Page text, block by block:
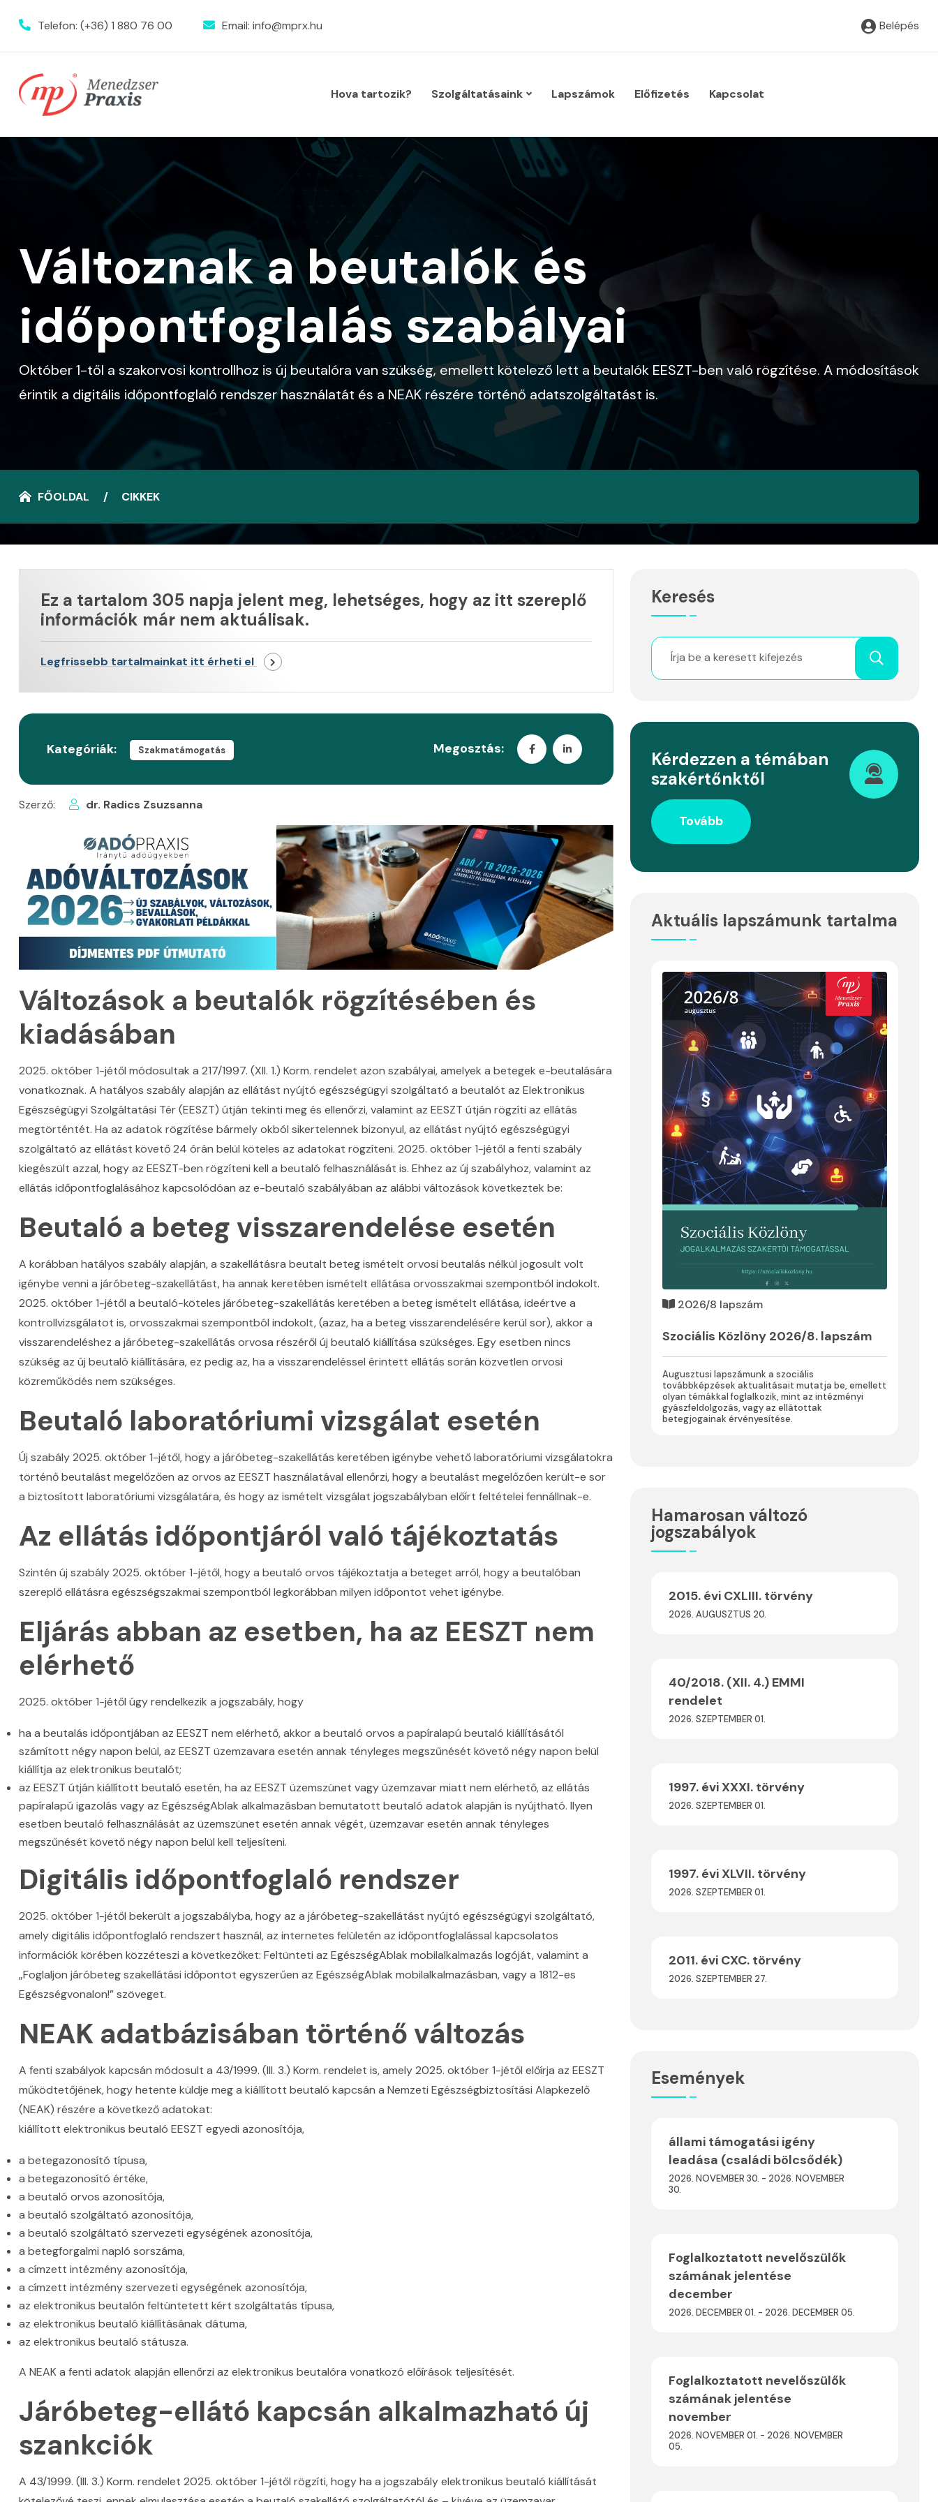
Telefon: (+36) 1 880 76 00 Email: info@mprx.hu Belépés
Hova tartozik? Szolgáltatásaink Lapszámok Előfizetés Kapcsolat
Változnak a beutalók és
időpontfoglalás szabályai
Október 1-től a szakorvosi kontrollhoz is új beutalóra van szükség, emellett kötelező lett a beutalók EESZT-ben való rögzítése. A módosítások
érintik a digitális időpontfoglaló rendszer használatát és a NEAK részére történő adatszolgáltatást is.
FŐOLDAL CIKKEK
Ez a tartalom 305 napja jelent meg, lehetséges, hogy az itt szereplő
információk már nem aktuálisak.
Legfrissebb tartalmainkat itt érheti el
Kategóriák: Szakmatámogatás Megosztás:
Szerző: dr. Radics Zsuzsanna
Változások a beutalók rögzítésében és
kiadásában
2025. október 1-jétől módosultak a 217/1997. (XII. 1.) Korm. rendelet azon szabályai, amelyek a betegek e-beutalására
vonatkoznak. A hatályos szabály alapján az ellátást nyújtó egészségügyi szolgáltató a beutalót az Elektronikus
Egészségügyi Szolgáltatási Tér (EESZT) útján tekinti meg és ellenőrzi, valamint az EESZT útján rögzíti az ellátás
megtörténtét. Ha az adatok rögzítése bármely okból sikertelennek bizonyul, az ellátást nyújtó egészségügyi
szolgáltató az ellátást követő 24 órán belül köteles az adatokat rögzíteni. 2025. október 1-jétől a fenti szabály
kiegészült azzal, hogy az EESZT-ben rögzíteni kell a beutaló felhasználását is. Ehhez az új szabályhoz, valamint az
ellátás időpontfoglalásához kapcsolódóan az e-beutaló szabályában az alábbi változások következtek be:
Beutaló a beteg visszarendelése esetén
A korábban hatályos szabály alapján, a szakellátásra beutalt beteg ismételt orvosi beutalás nélkül jogosult volt
igénybe venni a járóbeteg-szakellátást, ha annak keretében ismételt ellátása orvosszakmai szempontból indokolt.
2025. október 1-jétől a beutaló-köteles járóbeteg-szakellátás keretében a beteg ismételt ellátása, ideértve a
kontrollvizsgálatot is, orvosszakmai szempontból indokolt, (azaz, ha a beteg visszarendelésére kerül sor), akkor a
visszarendeléshez a járóbeteg-szakellátás orvosa részéről új beutaló kiállítása szükséges. Egy esetben nincs
szükség az új beutaló kiállítására, ez pedig az, ha a visszarendeléssel érintett ellátás során közvetlen orvosi
közreműködés nem szükséges.
Beutaló laboratóriumi vizsgálat esetén
Új szabály 2025. október 1-jétől, hogy a járóbeteg-szakellátás keretében igénybe vehető laboratóriumi vizsgálatokra
történő beutalást megelőzően az orvos az EESZT használatával ellenőrzi, hogy a beutalást megelőzően került-e sor
a biztosított laboratóriumi vizsgálatára, és hogy az ismételt vizsgálat jogszabályban előírt feltételei fennállnak-e.
Az ellátás időpontjáról való tájékoztatás
Szintén új szabály 2025. október 1-jétől, hogy a beutaló orvos tájékoztatja a beteget arról, hogy a beutalóban
szereplő ellátásra egészségszakmai szempontból legkorábban milyen időpontot vehet igénybe.
Eljárás abban az esetben, ha az EESZT nem
elérhető
2025. október 1-jétől úgy rendelkezik a jogszabály, hogy
ha a beutalás időpontjában az EESZT nem elérhető, akkor a beutaló orvos a papíralapú beutaló kiállításától
számított négy napon belül, az EESZT üzemzavara esetén annak tényleges megszűnését követő négy napon belül
kiállítja az elektronikus beutalót;
az EESZT útján kiállított beutaló esetén, ha az EESZT üzemszünet vagy üzemzavar miatt nem elérhető, az ellátás
papíralapú igazolás vagy az EgészségAblak alkalmazásban bemutatott beutaló adatok alapján is nyújtható. Ilyen
esetben beutaló felhasználását az üzemszünet esetén annak végét, üzemzavar esetén annak tényleges
megszűnését követő négy napon belül kell teljesíteni.
Digitális időpontfoglaló rendszer
2025. október 1-jétől bekerült a jogszabályba, hogy az a járóbeteg-szakellátást nyújtó egészségügyi szolgáltató,
amely digitális időpontfoglaló rendszert használ, az internetes felületén az időpontfoglalással kapcsolatos
információk körében közzéteszi a következőket: Feltünteti az EgészségAblak mobilalkalmazás logóját, valamint a
„Foglaljon járóbeteg szakellátási időpontot egyszerűen az EgészségAblak mobilalkalmazásban, vagy a 1812-es
Egészségvonalon!” szöveget.
NEAK adatbázisában történő változás
A fenti szabályok kapcsán módosult a 43/1999. (III. 3.) Korm. rendelet is, amely 2025. október 1-jétől előírja az EESZT
működtetőjének, hogy hetente küldje meg a kiállított beutaló kapcsán a Nemzeti Egészségbiztosítási Alapkezelő
(NEAK) részére a következő adatokat:
kiállított elektronikus beutaló EESZT egyedi azonosítója,
a betegazonosító típusa,
a betegazonosító értéke,
a beutaló orvos azonosítója,
a beutaló szolgáltató azonosítója,
a beutaló szolgáltató szervezeti egységének azonosítója,
a betegforgalmi napló sorszáma,
a címzett intézmény azonosítója,
a címzett intézmény szervezeti egységének azonosítója,
az elektronikus beutalón feltüntetett kért szolgáltatás típusa,
az elektronikus beutaló kiállításának dátuma,
az elektronikus beutaló státusza.
A NEAK a fenti adatok alapján ellenőrzi az elektronikus beutalóra vonatkozó előírások teljesítését.
Járóbeteg-ellátó kapcsán alkalmazható új
szankciók
A 43/1999. (III. 3.) Korm. rendelet 2025. október 1-jétől rögzíti, hogy ha a jogszabály elektronikus beutaló kiállítását
Keresés
Kérdezzen a témában
szakértőnktől
Tovább
Aktuális lapszámunk tartalma
2026/8 lapszám
Szociális Közlöny 2026/8. lapszám
Augusztusi lapszámunk a szociális
továbbképzések aktualitásait mutatja be, emellett
olyan témákkal foglalkozik, mint az intézményi
gyászfeldolgozás, vagy az ellátottak
betegjogainak érvényesítése.
Hamarosan változó
jogszabályok
2015. évi CXLIII. törvény
2026. AUGUSZTUS 20.
40/2018. (XII. 4.) EMMI
rendelet
2026. SZEPTEMBER 01.
1997. évi XXXI. törvény
2026. SZEPTEMBER 01.
1997. évi XLVII. törvény
2026. SZEPTEMBER 01.
2011. évi CXC. törvény
2026. SZEPTEMBER 27.
Események
állami támogatási igény
leadása (családi bölcsődék)
2026. NOVEMBER 30. - 2026. NOVEMBER
30.
Foglalkoztatott nevelőszülők
számának jelentése
december
2026. DECEMBER 01. - 2026. DECEMBER 05.
Foglalkoztatott nevelőszülők
számának jelentése
november
2026. NOVEMBER 01. - 2026. NOVEMBER
05.